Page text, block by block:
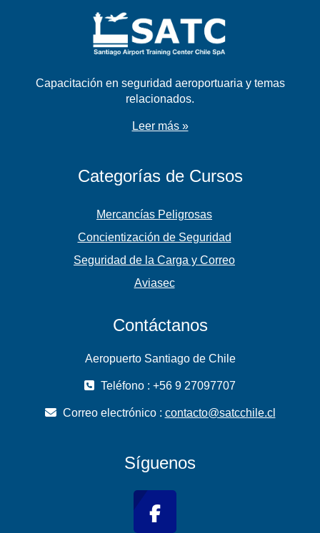
Capacitación en seguridad aeroportuaria y temas
relacionados.
Leer más »
Categorías de Cursos
Mercancías Peligrosas
Concientización de Seguridad
Seguridad de la Carga y Correo
Aviasec
Contáctanos
Aeropuerto Santiago de Chile
Teléfono : +56 9 27097707
Correo electrónico : contacto@satcchile.cl
Síguenos